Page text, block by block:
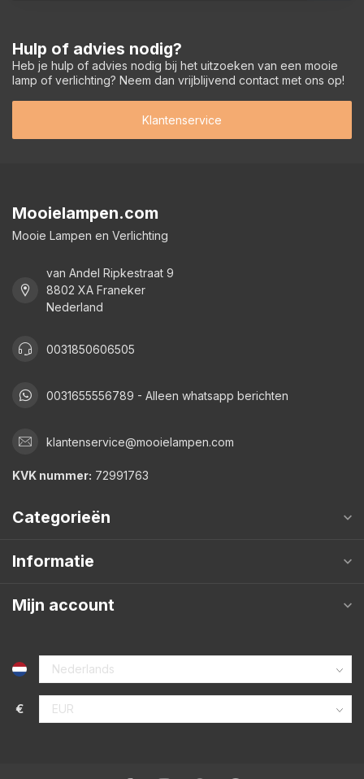
Hulp of advies nodig?
Heb je hulp of advies nodig bij het uitzoeken van een mooie
lamp of verlichting? Neem dan vrijblijvend contact met ons op!
Klantenservice
Mooielampen.com
Mooie Lampen en Verlichting
van Andel Ripkestraat 9
8802 XA Franeker
Nederland
0031850606505
0031655556789 - Alleen whatsapp berichten
klantenservice@mooielampen.com
KVK nummer: 72991763
Categorieën
Informatie
Mijn account
€